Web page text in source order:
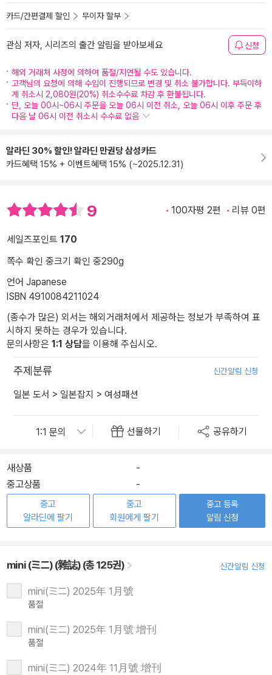
카드/간편결제 할인 무이자 할부
관심 저자, 시리즈의 출간 알림을 받아보세요 신청
해외 거래처 사정에 의하여 품절/지연될 수도 있습니다.
고객님의 요청에 의해 수입이 진행되므로 변경 및 취소 불가합니다. 부득이하
게 취소시 2,080원(20%) 취소수수료 차감 후 환불됩니다.
단, 오늘 00시~06시 주문을 오늘 06시 이전 취소, 오늘 06시 이후 주문 후
다음 날 06시 이전 취소시 수수료 없음
알라딘 30% 할인! 알라딘 만권당 삼성카드
카드혜택 15% + 이벤트혜택 15% (~2025.12.31)
9 100자평 2편 리뷰 0편
세일즈포인트 170
쪽수 확인 중크기 확인 중290g
언어 Japanese
ISBN 4910084211024
(종수가 많은) 외서는 해외거래처에서 제공하는 정보가 부족하여 표
시하지 못하는 경우가 있습니다.
문의사항은 1:1 상담을 이용해 주십시오.
주제분류 신간알림 신청
일본 도서 > 일본잡지 > 여성패션
선물하기 공유하기
새상품
-
중고상품
-
중고
알라딘에 팔기
중고
회원에게 팔기
중고 등록
알림 신청
mini (ミニ) (雜誌) (총 125권) 신간알림 신청
mini(ミニ) 2025年 1月號
품절
mini(ミニ) 2025年 1月號 增刊
품절
mini(ミニ) 2024年 11月號 增刊